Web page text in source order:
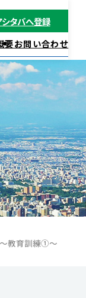
シタバへ登録
要お問い合わせ
～教育訓練①～